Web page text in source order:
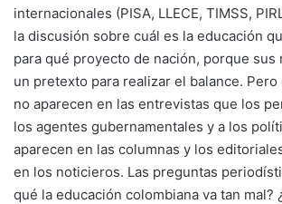
internacionales (PISA, LLECE, TIMSS,
la discusión sobre cuál es la educación
para qué proyecto de nación, porque sus
un pretexto para realizar el balance.
no aparecen en las entrevistas que los
los agentes gubernamentales y a los
aparecen en las columnas y los
en los noticieros. Las preguntas
qué la educación colombiana va tan mal?